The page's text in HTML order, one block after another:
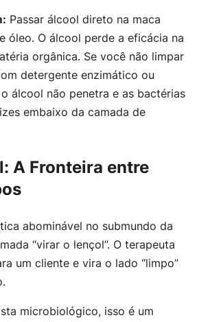
Passar álcool direto na maca
óleo. O álcool perde a eficácia na
orgânica. Se você não limpar
detergente enzimático ou
álcool não penetra e as bactérias
embaixo da camada de
A Fronteira entre
abominável no submundo da
“virar o lençol”. O terapeuta
um cliente e vira o lado “limpo”
microbiológico, isso é um